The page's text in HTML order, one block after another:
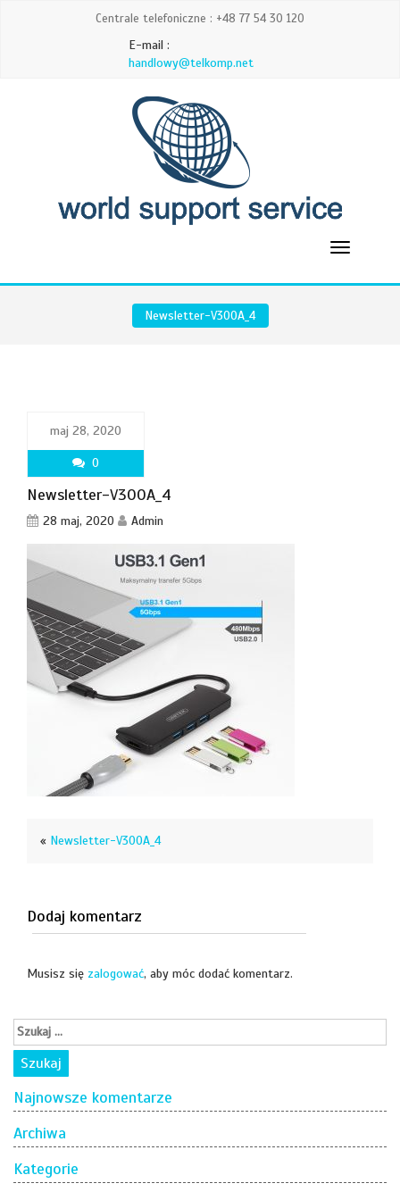
Centrale telefoniczne : +48 77 54 30 120
E-mail :
handlowy@telkomp.net
Newsletter-V300A_4
maj 28, 2020
0
Newsletter-V300A_4
28 maj, 2020 Admin
« Newsletter-V300A_4
Dodaj komentarz
Musisz się zalogować, aby móc dodać komentarz.
Najnowsze komentarze
Archiwa
Kategorie